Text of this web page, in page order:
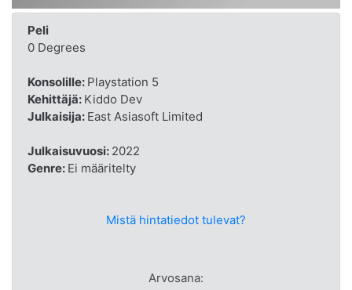
Peli
0 Degrees
Konsolille: Playstation 5
Kehittäjä: Kiddo Dev
Julkaisija: East Asiasoft Limited
Julkaisuvuosi: 2022
Genre: Ei määritelty
Mistä hintatiedot tulevat?
Arvosana: